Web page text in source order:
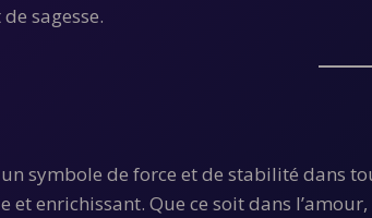
sagesse.
symbole de force et de stabilité dans
enrichissant. Que ce soit dans